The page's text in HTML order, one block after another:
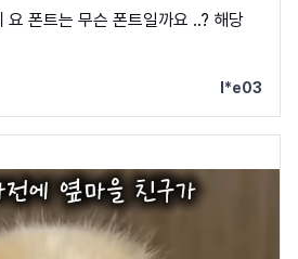
폰트는 무슨 폰트일까요 ..? 해당
l*e03